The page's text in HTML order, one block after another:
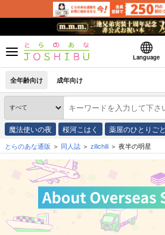
Language
全年齢向け 成年向け
魔法使いの夜 桜河こはく 薬屋のひとりごと
とらのあな通販 同人誌 zilichili 夜半の明星